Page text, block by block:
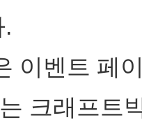
이벤트 페
크래프트